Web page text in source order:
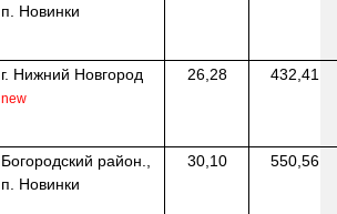
п. Новинки
г. Нижний Новгород
new
26,28 432,41
Богородский район.,
п. Новинки
30,10 550,56